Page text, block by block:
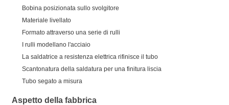
Bobina posizionata sullo svolgitore
Materiale livellato
Formato attraverso una serie di rulli
I rulli modellano l'acciaio
La saldatrice a resistenza elettrica rifinisce il tubo
Scantonatura della saldatura per una finitura liscia
Tubo segato a misura
Aspetto della fabbrica